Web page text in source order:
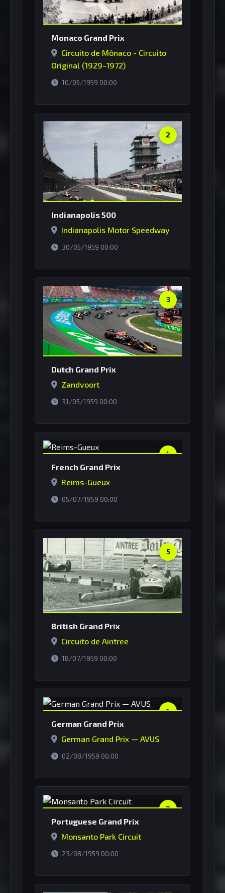
Monaco Grand Prix
Circuito de Mônaco - Circuito
Original (1929–1972)
10/05/1959 00:00
2
Indianapolis 500
Indianapolis Motor Speedway
30/05/1959 00:00
3
Dutch Grand Prix
Zandvoort
31/05/1959 00:00
4
French Grand Prix
Reims-Gueux
05/07/1959 00:00
5
British Grand Prix
Circuito de Aintree
18/07/1959 00:00
6
German Grand Prix
German Grand Prix — AVUS
02/08/1959 00:00
7
Portuguese Grand Prix
Monsanto Park Circuit
23/08/1959 00:00